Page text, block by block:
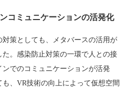
コミュニケーションの活発化
策としても、メタバースの活用が
。感染防止対策の一環で人との接
でのコミュニケーションが活発
、VR技術の向上によって仮想空間